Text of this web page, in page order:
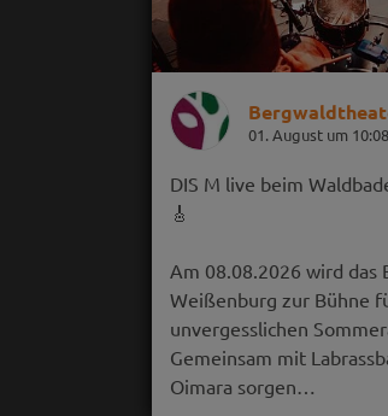
01. August um
DIS M live beim
🎸
Am 08.08.2026 wird das
Weißenburg zur Bühne
unvergesslichen
Gemeinsam mit
Oimara sorgen…